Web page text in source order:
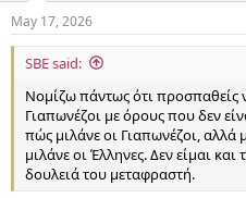
s
:
May 17, 2026
SBE said:
Νομίζω πάντως ότι προσπαθείς
Γιαπωνέζοι με όρους που δεν
πώς μιλάνε οι Γιαπωνέζοι, αλλά
μιλάνε οι Έλληνες. Δεν είμαι
δουλειά του μεταφραστή.